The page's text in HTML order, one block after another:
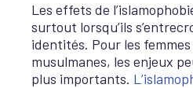
Les effets de
surtout lorsqu’ils
identités. Pour les
musulmanes, les enjeux
plus importants.